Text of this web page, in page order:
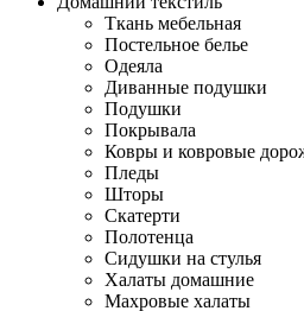
Ткань мебельная
Постельное белье
Одеяла
Диванные подушки
Подушки
Покрывала
Ковры и ковровые
Пледы
Шторы
Скатерти
Полотенца
Сидушки на стулья
Халаты домашние
Махровые халаты